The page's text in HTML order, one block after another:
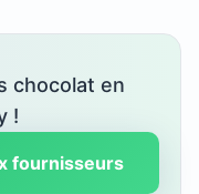
chocolat en
!
fournisseurs